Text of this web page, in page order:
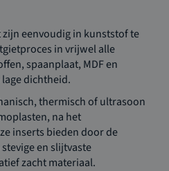
eenvoudig in kunststof te
in vrijwel alle
spaanplaat, MDF en
dichtheid.
thermisch of ultrasoon
na het
inserts bieden door de
en slijtvaste
zacht materiaal.